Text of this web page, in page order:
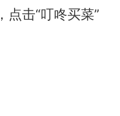
点击“叮咚买菜”